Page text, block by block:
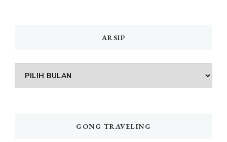
ARSIP
Arsip
GONG TRAVELING